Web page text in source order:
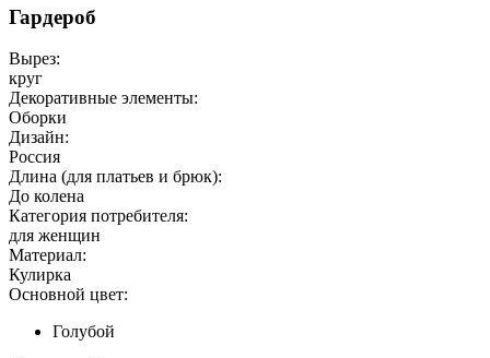
Гардероб
Вырез:
круг
Декоративные элементы:
Оборки
Дизайн:
Россия
Длина (для платьев и брюк):
До колена
Категория потребителя:
для женщин
Материал:
Кулирка
Основной цвет:
Голубой